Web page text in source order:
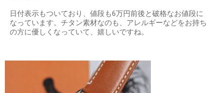
日付表示もついており、値段も6万円前後と破格なお値段に
なっています。チタン素材なのも、アレルギーなどをお持ち
の方に優しくなっていて、嬉しいですね。